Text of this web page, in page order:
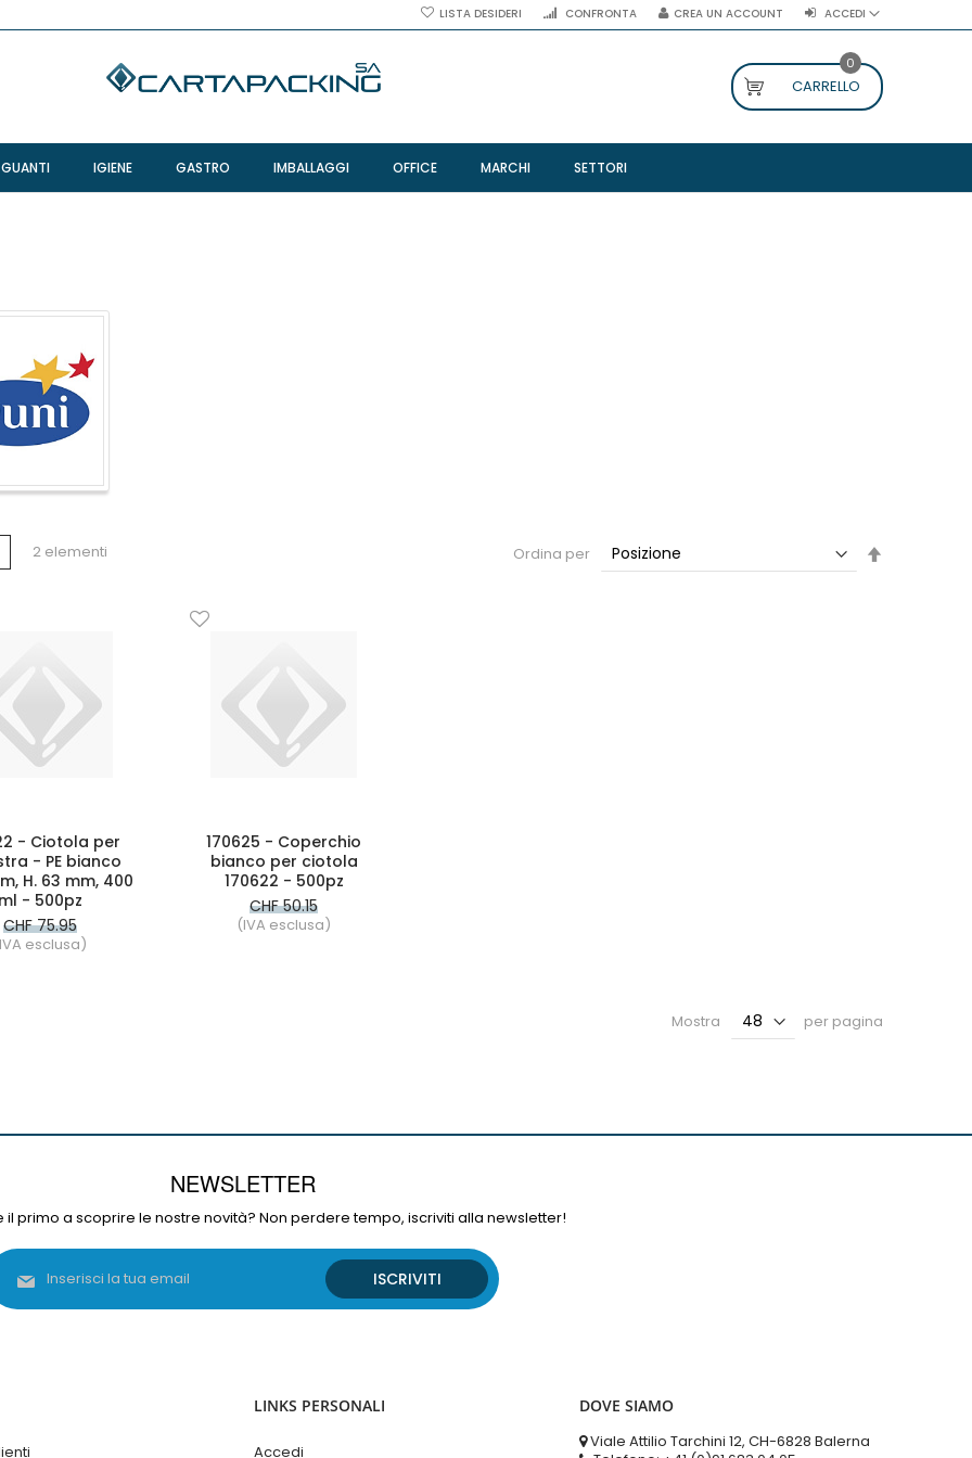
LISTA DESIDERI CONFRONTA ACCEDI
CREA UN ACCOUNT
CARRELLO
0
IGIENE GASTRO IMBALLAGGI OFFICE MARCHI SETTORI
2 elementi Ordina per
- Ciotola per
- PE bianco
H. 63 mm, 400
ml - 500pz
CHF 75.95
esclusa)
170625 - Coperchio
bianco per ciotola
170622 - 500pz
CHF 50.15
(IVA esclusa)
Mostra per pagina
NEWSLETTER
il primo a scoprire le nostre novità? Non perdere tempo, iscriviti alla newsletter!
alla
nostra
ISCRIVITI
LINKS PERSONALI
Accedi
DOVE SIAMO
Viale Attilio Tarchini 12, CH-6828 Balerna